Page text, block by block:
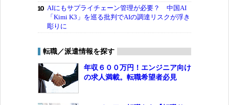
AIにもサプライチェーン管理が必要？ 中国AI
「Kimi K3」を巡る批判でAIの調達リスクが浮き
彫りに
転職／派遣情報を探す
年収６００万円！エンジニア向け
の求人満載。転職希望者必見